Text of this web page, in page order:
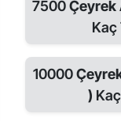
7500Çeyrek
Kaç
10000
)